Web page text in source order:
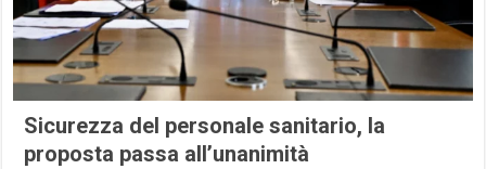
Sicurezza del personale sanitario, la
proposta passa all’unanimità